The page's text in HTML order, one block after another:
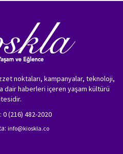
noktaları, kampanyalar, teknoloji,
haberleri içeren yaşam kültürü
0 (216) 482-2020
info@kioskla.co